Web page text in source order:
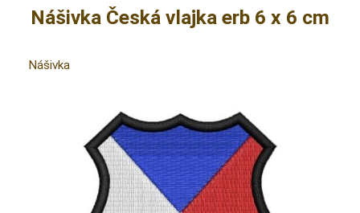
Nášivka Česká vlajka erb 6 x 6 cm
Nášivka